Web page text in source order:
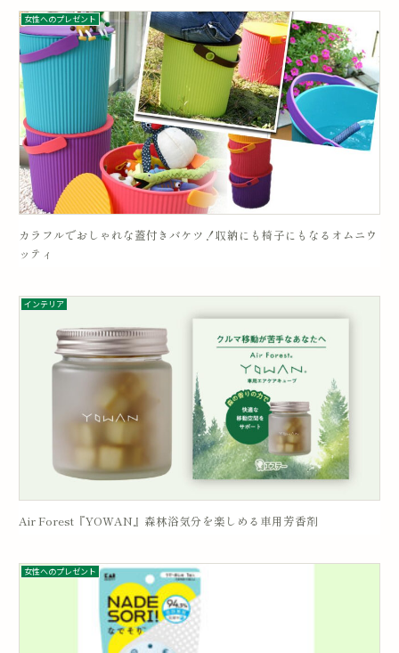
女性へのプレゼント
カラフルでおしゃれな蓋付きバケツ！収納にも椅子にもなるオムニウ
ッティ
インテリア
Air Forest『YOWAN』森林浴気分を楽しめる車用芳香剤
女性へのプレゼント